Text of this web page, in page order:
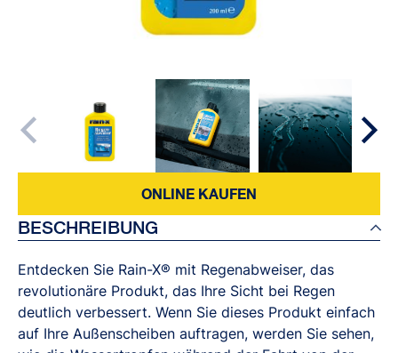
ONLINE KAUFEN
BESCHREIBUNG
Entdecken Sie Rain-X® mit Regenabweiser, das
revolutionäre Produkt, das Ihre Sicht bei Regen
deutlich verbessert. Wenn Sie dieses Produkt einfach
auf Ihre Außenscheiben auftragen, werden Sie sehen,